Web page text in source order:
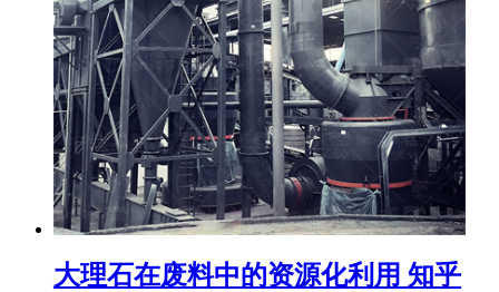
大理石在废料中的资源化利用 知乎